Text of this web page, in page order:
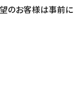
のお客様は事前に